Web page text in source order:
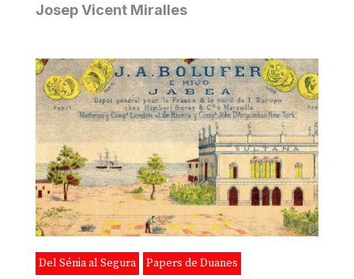
Josep Vicent Miralles
Del Sénia al Segura Papers de Duanes